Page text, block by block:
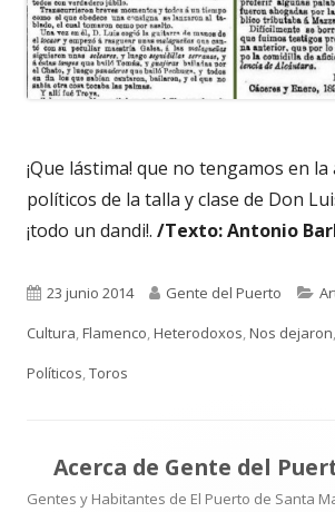
¡Que lástima! que no tengamos en la
políticos de la talla y clase de Don
¡todo un dandi!. /Texto: Antonio
Publicado
el
23 junio 2014 Autor
Gente del Puerto
Cultura,Flamenco,Heterodoxos,Nos dejaron,
Políticos,Toros
Acerca de Gente del
Gentes y Habitantes de El Puerto de Santa